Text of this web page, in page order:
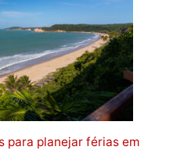
para planejar férias em